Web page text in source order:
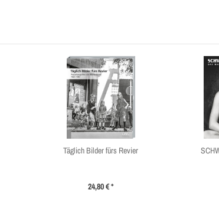
Täglich Bilder fürs Revier
24,80 € *